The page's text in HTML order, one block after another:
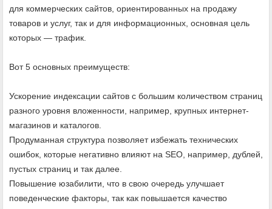
для коммерческих сайтов, ориентированных на продажу
товаров и услуг, так и для информационных, основная цель
которых — трафик.
Вот 5 основных преимуществ:
Ускорение индексации сайтов с большим количеством страниц
разного уровня вложенности, например, крупных интернет-
магазинов и каталогов.
Продуманная структура позволяет избежать технических
ошибок, которые негативно влияют на SEO, например, дублей,
пустых страниц и так далее.
Повышение юзабилити, что в свою очередь улучшает
поведенческие факторы, так как повышается качество